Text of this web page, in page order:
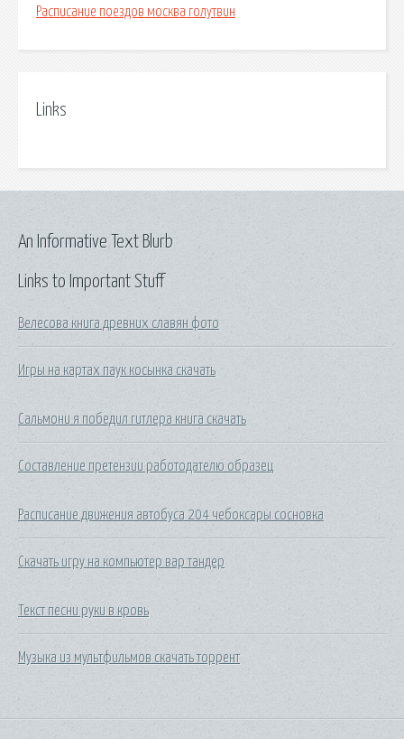
Расписание поездов москва голутвин
Links
Links to Important Stuff
Велесова книга древних славян фото
Игры на картах паук косынка скачать
Сальмони я победил гитлера книга скачать
Составление претензии работодателю образец
Расписание движения автобуса 204 чебоксары сосновка
Скачать игру на компьютер вар тандер
Текст песни руки в кровь
Музыка из мультфильмов скачать торрент
An Informative Text Blurb